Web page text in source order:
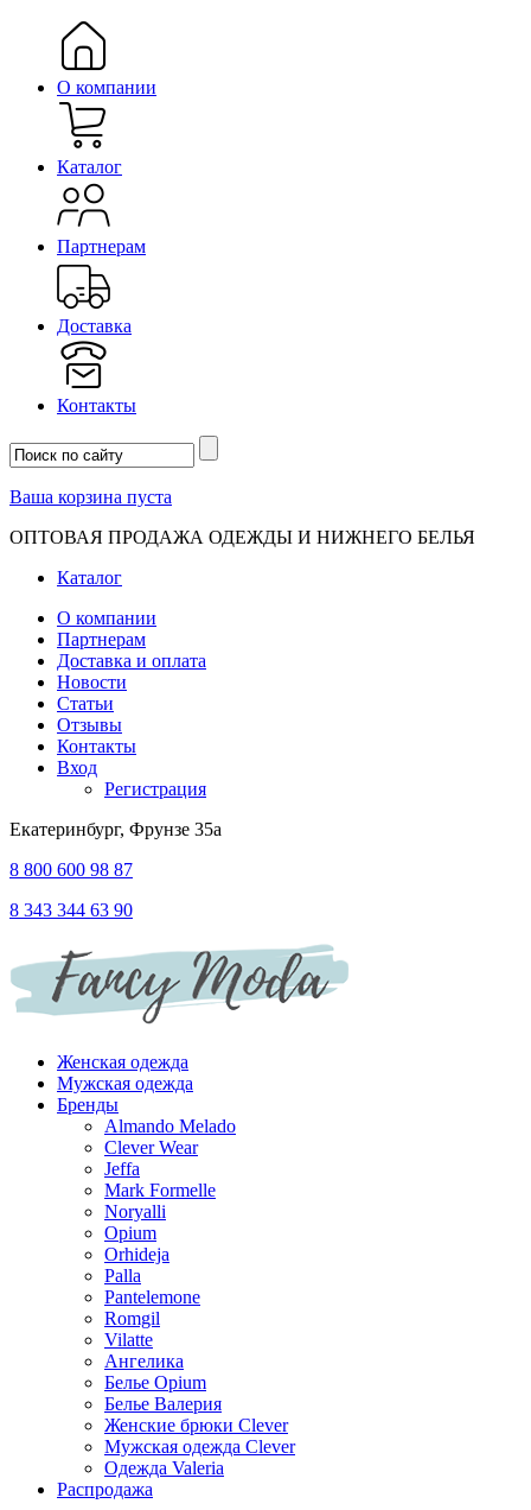
О компании
Каталог
Партнерам
Доставка
Контакты
Ваша корзина пуста
ОПТОВАЯ ПРОДАЖА ОДЕЖДЫ И НИЖНЕГО БЕЛЬЯ
Каталог
О компании
Партнерам
Доставка и оплата
Новости
Статьи
Отзывы
Контакты
Вход
Регистрация
Екатеринбург, Фрунзе 35а
8 800 600 98 87
8 343 344 63 90
Женская одежда
Мужская одежда
Бренды
Almando Melado
Clever Wear
Jeffa
Mark Formelle
Noryalli
Opium
Orhideja
Palla
Pantelemone
Romgil
Vilatte
Ангелика
Белье Opium
Белье Валерия
Женские брюки Clever
Мужская одежда Clever
Одежда Valeria
Распродажа